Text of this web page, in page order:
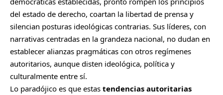
del estado de derecho, coartan la libertad de prensa y
silencian posturas ideológicas contrarias. Sus líderes, con
narrativas centradas en la grandeza nacional, no dudan en
establecer alianzas pragmáticas con otros regímenes
autoritarios, aunque disten ideológica, política y
culturalmente entre sí.
Lo paradójico es que estas tendencias autoritarias